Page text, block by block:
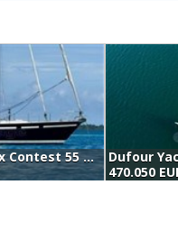
Contest Yachts / Conyplex Contest 55 Cs (2002)
Dufour
470.050